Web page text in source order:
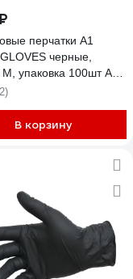
перчатки А1
черные,
упаковка 100шт A1-
В корзину